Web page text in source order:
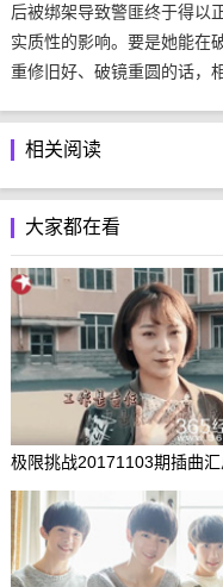
后被绑架导致警匪终于得以
实质性的影响。要是她能在
重修旧好、破镜重圆的话，
相关阅读
大家都在看
极限挑战20171103期插曲汇